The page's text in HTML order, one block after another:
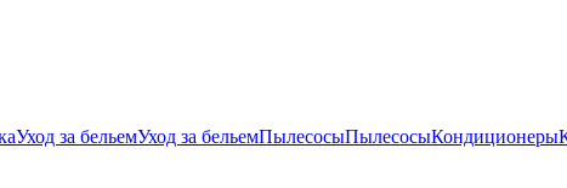
Уход за бельемУход за бельемПылесосыПылесосыКондиционеры